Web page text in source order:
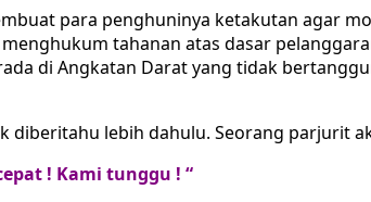
para penghuninya ketakutan agar
tahanan atas dasar
di Angkatan Darat yang tidak
diberitahu lebih dahulu. Seorang parjurit
! Kami tunggu ! “